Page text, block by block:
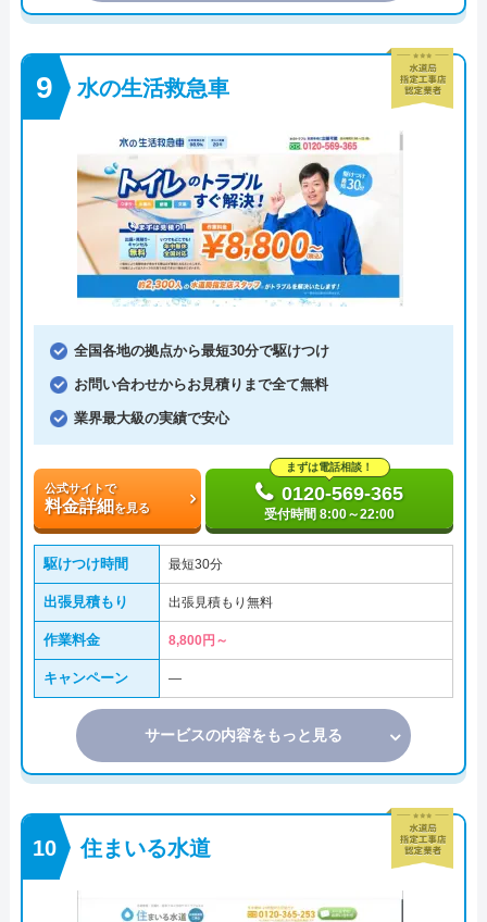
水の生活救急車
全国各地の拠点から最短30分で駆けつけ
お問い合わせからお見積りまで全て無料
業界最大級の実績で安心
公式サイトで
料金詳細を見る
まずは電話相談！
0120-569-365
受付時間 8:00～22:00
駆けつけ時間 最短30分
出張見積もり 出張見積もり無料
作業料金 8,800円～
キャンペーン ―
サービスの内容をもっと見る
住まいる水道